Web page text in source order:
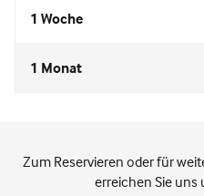
1 Woche
1 Monat
Zum Reservieren oder für
erreichen Sie uns